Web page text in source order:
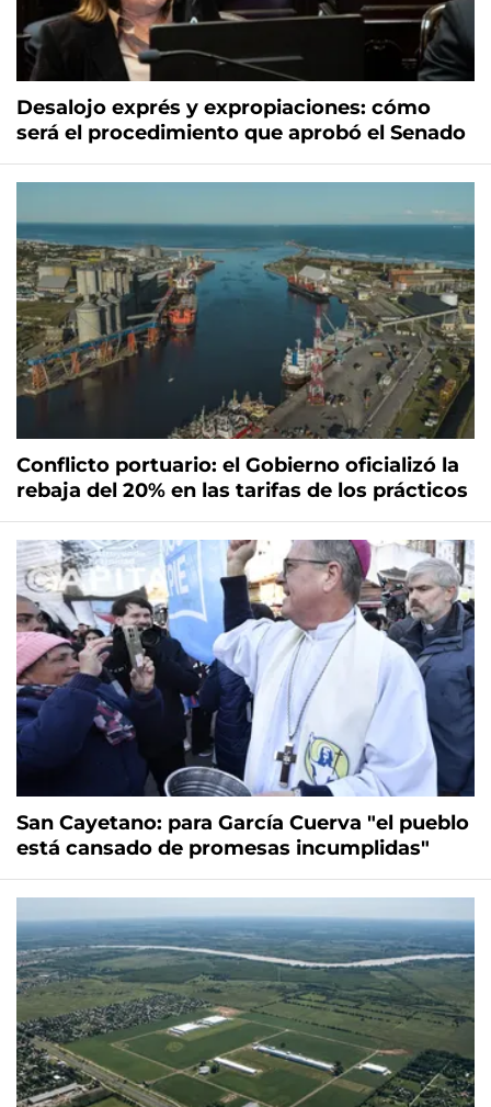
Desalojo exprés y expropiaciones: cómo
será el procedimiento que aprobó el Senado
Conflicto portuario: el Gobierno oficializó la
rebaja del 20% en las tarifas de los prácticos
San Cayetano: para García Cuerva "el pueblo
está cansado de promesas incumplidas"